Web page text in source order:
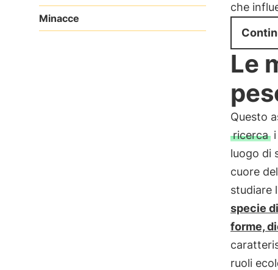
Minacce
che
Le
Questo
ricercai
luogo di
cuore
studiare
specie
forme,
ruoli